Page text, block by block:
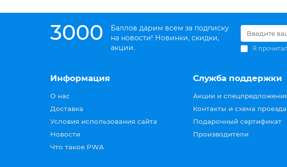
3000
Баллов дарим всем за подписку
на новости! Новинки, скидки,
акции.
Я
Информация
О нас
Доставка
Условия использования сайта
Новости
Что такое PWA
Служба поддержки
Акции и
Контакты и схема проезда
Подарочный сертификат
Производители